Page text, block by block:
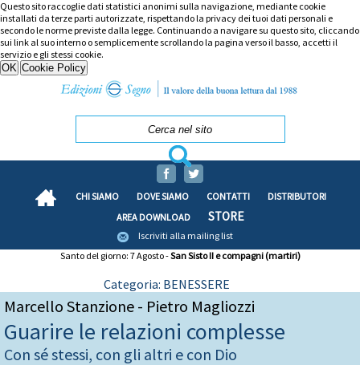
Questo sito raccoglie dati statistici anonimi sulla navigazione, mediante cookie
installati da terze parti autorizzate, rispettando la privacy dei tuoi dati personali e
secondo le norme previste dalla legge. Continuando a navigare su questo sito, cliccando
sui link al suo interno o semplicemente scrollando la pagina verso il basso, accetti il
servizio e gli stessi cookie.
CHI SIAMO DOVE SIAMO CONTATTI
DISTRIBUTORI
AREA DOWNLOAD
STORE
Iscriviti alla mailing list
Santo del giorno: 7 Agosto -San Sisto II e compagni (martiri)
Categoria: BENESSERE
Marcello Stanzione - Pietro Magliozzi
Guarire le relazioni complesse
Con sé stessi, con gli altri e con Dio